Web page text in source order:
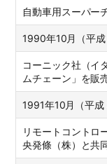
自動車用スーパー
1990年10月（平成
コーニック社（イ
ムチェーン」を販
1991年10月（平成
リモートコントロ
央発條（株）と共